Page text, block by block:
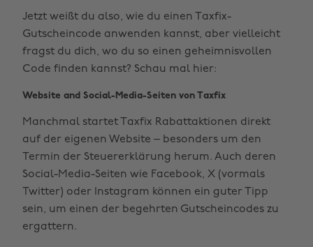
Jetzt weißt du also, wie du einen Taxfix-
Gutscheincode anwenden kannst, aber vielleicht
fragst du dich, wo du so einen geheimnisvollen
Code finden kannst? Schau mal hier:
Website and Social-Media-Seiten von Taxfix
Manchmal startet Taxfix Rabattaktionen direkt
auf der eigenen Website – besonders um den
Termin der Steuererklärung herum. Auch deren
Social-Media-Seiten wie Facebook, X (vormals
Twitter) oder Instagram können ein guter Tipp
sein, um einen der begehrten Gutscheincodes zu
ergattern.